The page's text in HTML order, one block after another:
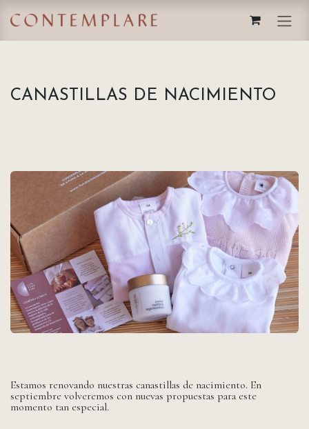
CANASTILLAS DE NACIMIENTO
Estamos renovando nuestras canastillas de nacimiento. En
septiembre volveremos con nuevas propuestas para este
momento tan especial.